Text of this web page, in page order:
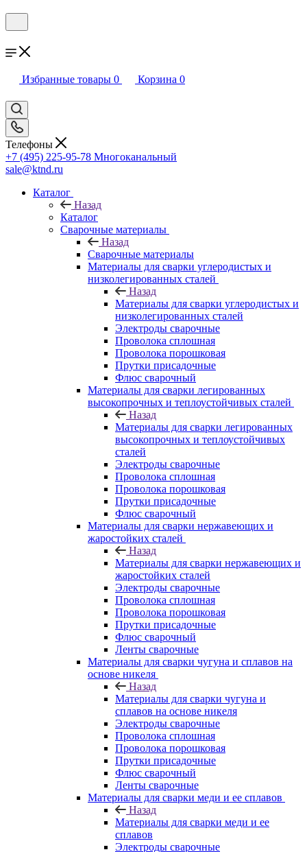
Избранные товары 0 Корзина 0
Телефоны
+7 (495) 225-95-78 Многоканальный
sale@ktnd.ru
Каталог
Назад
Каталог
Сварочные материалы
Назад
Сварочные материалы
Материалы для сварки углеродистых и
низколегированных сталей
Назад
Материалы для сварки углеродистых и
низколегированных сталей
Электроды сварочные
Проволока сплошная
Проволока порошковая
Прутки присадочные
Флюс сварочный
Материалы для сварки легированных
высокопрочных и теплоустойчивых сталей
Назад
Материалы для сварки легированных
высокопрочных и теплоустойчивых
сталей
Электроды сварочные
Проволока сплошная
Проволока порошковая
Прутки присадочные
Флюс сварочный
Материалы для сварки нержавеющих и
жаростойких сталей
Назад
Материалы для сварки нержавеющих и
жаростойких сталей
Электроды сварочные
Проволока сплошная
Проволока порошковая
Прутки присадочные
Флюс сварочный
Ленты сварочные
Материалы для сварки чугуна и сплавов на
основе никеля
Назад
Материалы для сварки чугуна и
сплавов на основе никеля
Электроды сварочные
Проволока сплошная
Проволока порошковая
Прутки присадочные
Флюс сварочный
Ленты сварочные
Материалы для сварки меди и ее сплавов
Назад
Материалы для сварки меди и ее
сплавов
Электроды сварочные